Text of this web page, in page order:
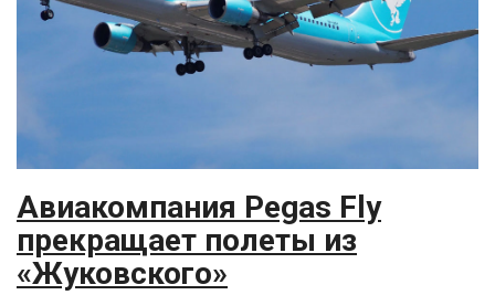
Авиакомпания Pegas Fly
прекращает полеты из
«Жуковского»